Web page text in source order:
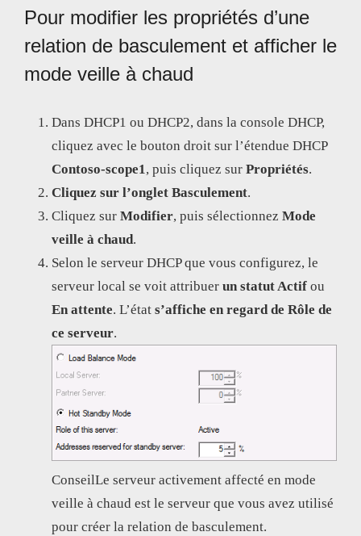
Pour modifier les propriétés d’une
relation de basculement et afficher le
mode veille à chaud
Dans DHCP1 ou DHCP2, dans la console DHCP,
cliquez avec le bouton droit sur l’étendue DHCP
Contoso-scope1, puis cliquez sur Propriétés.
Cliquez sur l’onglet Basculement.
Cliquez sur Modifier, puis sélectionnez Mode
veille à chaud.
Selon le serveur DHCP que vous configurez, le
serveur local se voit attribuer un statut Actif ou
En attente. L’état s’affiche en regard de Rôle de
ce serveur.
ConseilLe serveur activement affecté en mode
veille à chaud est le serveur que vous avez utilisé
pour créer la relation de basculement.